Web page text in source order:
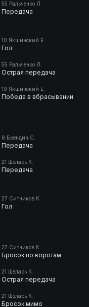
55 Ральченко Л.
Передача
10 Якшинский Е.
Гол
55 Ральченко Л.
Острая передача
10 Якшинский Е.
Победа в вбрасывании
8 Брендин С.
Передача
21 Шеларь К.
Передача
27 Ситников К.
Гол
27 Ситников К.
Бросок по воротам
21 Шеларь К.
Острая передача
21 Шеларь К.
Бросок мимо